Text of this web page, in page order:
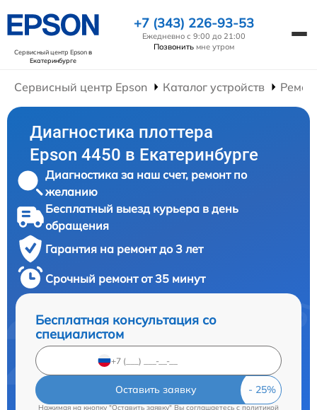
Сервисный центр Epsonв
Екатеринбурге
+7 (343) 226-93-53
Ежедневно с 9:00 до 21:00
Позвонить мне утром
Сервисный центр Epson Каталог устройств
Диагностика плоттера
Epson 4450 в Екатеринбурге
Диагностика за наш счет, ремонт по
желанию
Бесплатный выезд курьера в день
обращения
Гарантия на ремонт до 3 лет
Срочный ремонт от 35 минут
Бесплатная консультация со
специалистом
Оставить заявку
Нажимая на кнопку "Оставить заявку" Вы соглашаетесь cполитикой